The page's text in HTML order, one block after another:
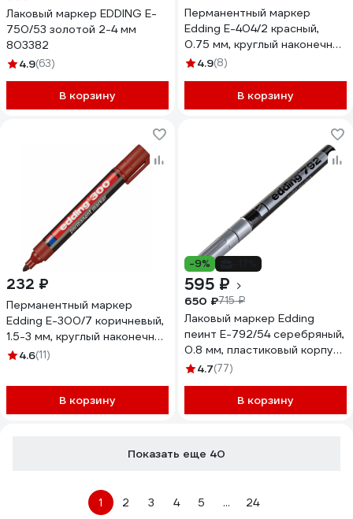
Лаковый маркер EDDING E-
750/53 золотой 2-4 мм
803382
4.9(63)
В корзину
Перманентный маркер
Edding E-404/2 красный,
0.75 мм, круглый наконечник
87137
4.9(8)
В корзину
232 ₽
Перманентный маркер
Edding E-300/7 коричневый,
1.5-3 мм, круглый наконечник
72634
4.6(11)
В корзину
-9%
595 ₽
650 ₽715 ₽
Лаковый маркер Edding
пеинт E-792/54 серебряный,
0.8 мм, пластиковый корпус
537629
4.7(77)
В корзину
Показать еще 40
1 2 3 4 5 ... 24